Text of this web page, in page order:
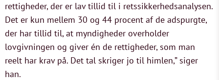
rettigheder, der er lav tillid til i retssikkerhedsanalysen.
Det er kun mellem 30 og 44 procent af de adspurgte,
der har tillid til, at myndigheder overholder
lovgivningen og giver én de rettigheder, som man
reelt har krav på. Det tal skriger jo til himlen,” siger
han.